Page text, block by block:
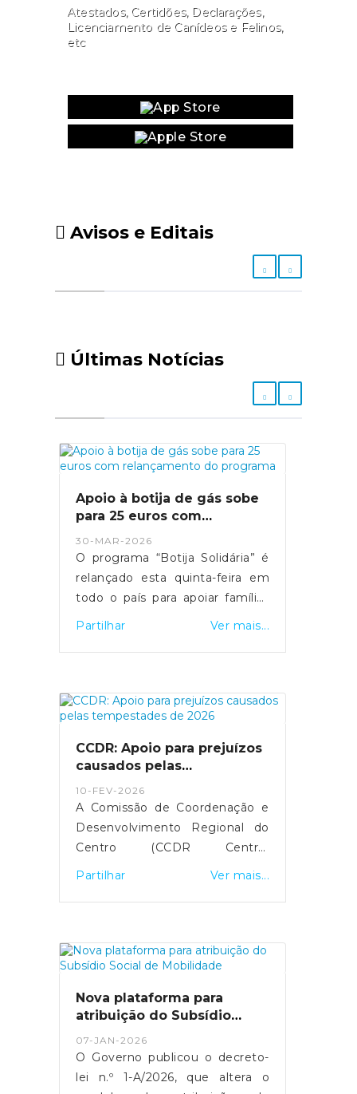
Atestados, Certidões, Declarações,
Licenciamento de Canídeos e Felinos,
etc
Avisos e Editais
Últimas Notícias
Apoio à botija de gás sobe
para 25 euros com
30-MAR-2026
O programa “Botija Solidária” é
relançado esta quinta-feira em
todo o país para apoiar famílias
de gás. O primeiro-ministro Luís
aumento da comparticipação de
15 para 25 euros durante os
justificando a medida com o
impacto da guerra no Médio
Oriente.
Partilhar Ver mais...
CCDR: Apoio para prejuízos
causados pelas
10-FEV-2026
A Comissão de Coordenação e
Desenvolvimento Regional do
Centro (CCDR Centro)
prejuízos resultantes das
afetaram vários concelhos da
Região Centro.O portal destina-
agricultores e municípios,
permitindo a sinalização de
danos em habitações, atividades
económicas, explorações
agrícolas e infraestruturas
Partilhar Ver mais...
Nova plataforma para
atribuição do Subsídio
07-JAN-2026
O Governo publicou o decreto-
lei n.º 1-A/2026, que altera o